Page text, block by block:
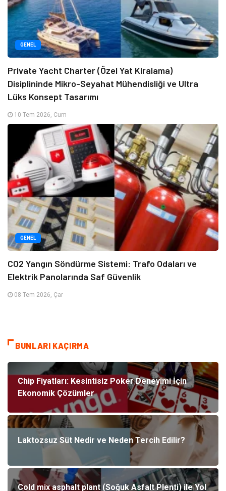
GENEL
Private Yacht Charter (Özel Yat Kiralama)
Disiplininde Mikro-Seyahat Mühendisliği ve Ultra
Lüks Konsept Tasarımı
10 Tem 2026, Cum
GENEL
CO2 Yangın Söndürme Sistemi: Trafo Odaları ve
Elektrik Panolarında Saf Güvenlik
08 Tem 2026, Çar
BUNLARI KAÇIRMA
Chip Fiyatları: Kesintisiz Poker Deneyimi İçin
Ekonomik Çözümler
Laktozsuz Süt Nedir ve Neden Tercih Edilir?
Cold mix asphalt plant (Soğuk Asfalt Plenti) ile Yol